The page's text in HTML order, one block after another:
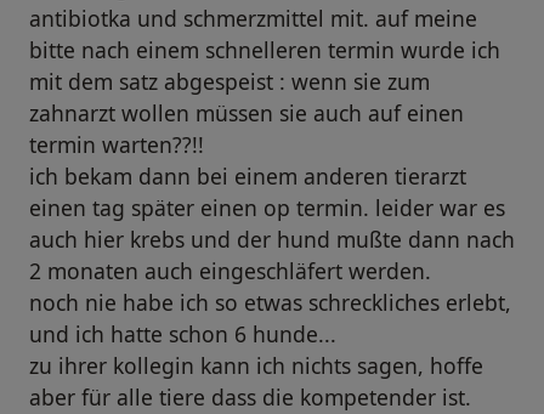
antibiotka und schmerzmittel mit. auf meine
bitte nach einem schnelleren termin wurde ich
mit dem satz abgespeist : wenn sie zum
zahnarzt wollen müssen sie auch auf einen
termin warten??!!
ich bekam dann bei einem anderen tierarzt
einen tag später einen op termin. leider war es
auch hier krebs und der hund mußte dann nach
2 monaten auch eingeschläfert werden.
noch nie habe ich so etwas schreckliches erlebt,
und ich hatte schon 6 hunde...
zu ihrer kollegin kann ich nichts sagen, hoffe
aber für alle tiere dass die kompetender ist.